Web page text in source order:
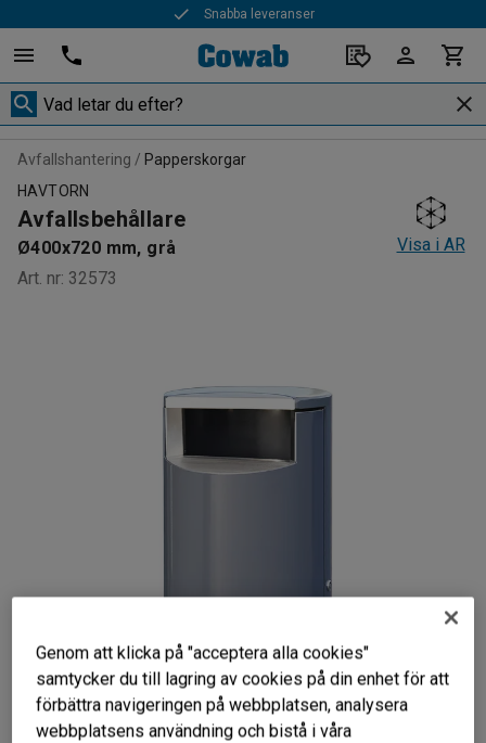
Snabba leveranser
Avfallshantering
Papperskorgar
HAVTORN
Avfallsbehållare
Ø400x720 mm, grå
Art. nr: 32573
Visa i AR
Genom att klicka på "acceptera alla cookies"
samtycker du till lagring av cookies på din enhet för att
förbättra navigeringen på webbplatsen, analysera
webbplatsens användning och bistå i våra